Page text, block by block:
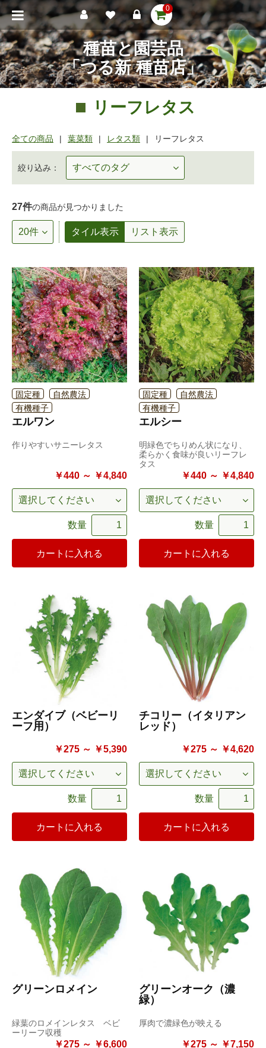
0
種苗と園芸品
「つる新 種苗店」
リーフレタス
全ての商品 葉菜類 レタス類 リーフレタス
絞り込み：
27件の商品が見つかりました
タイル表示 リスト表示
固定種
自然農法
有機種子
エルワン
作りやすいサニーレタス
￥440 ～ ￥4,840
数量
カートに入れる
固定種
自然農法
有機種子
エルシー
明緑色でちりめん状になり、
柔らかく食味が良いリーフレ
タス
￥440 ～ ￥4,840
数量
カートに入れる
エンダイブ（ベビーリ
ーフ用）
￥275 ～ ￥5,390
数量
カートに入れる
チコリー（イタリアン
レッド）
￥275 ～ ￥4,620
数量
カートに入れる
グリーンロメイン
緑葉のロメインレタス ベビ
ーリーフ収穫
￥275 ～ ￥6,600
グリーンオーク（濃
緑）
厚肉で濃緑色が映える
￥275 ～ ￥7,150